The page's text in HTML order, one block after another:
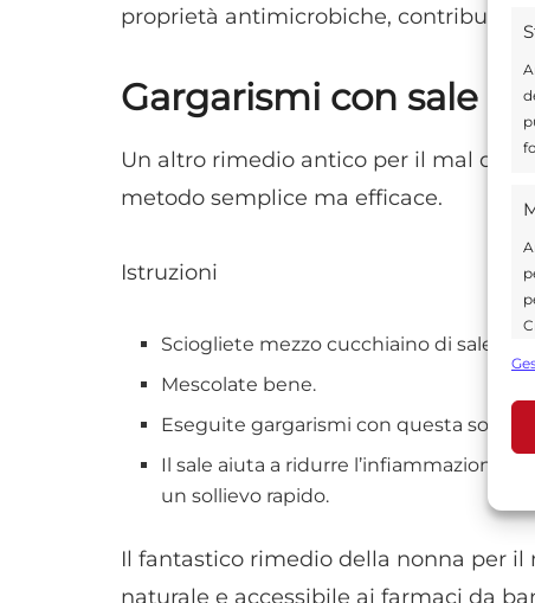
proprietà antimicrobiche,
Gargarismi con sale e
Un altro rimedio antico per il mal di
metodo semplice ma efficace.
Istruzioni
Sciogliete mezzo cucchiaino di sale in
Mescolate bene.
Eseguite gargarismi con questa
Il sale aiuta a ridurre l’infiammazione
un sollievo rapido.
Il fantastico rimedio della nonna per il
naturale e accessibile ai farmaci da